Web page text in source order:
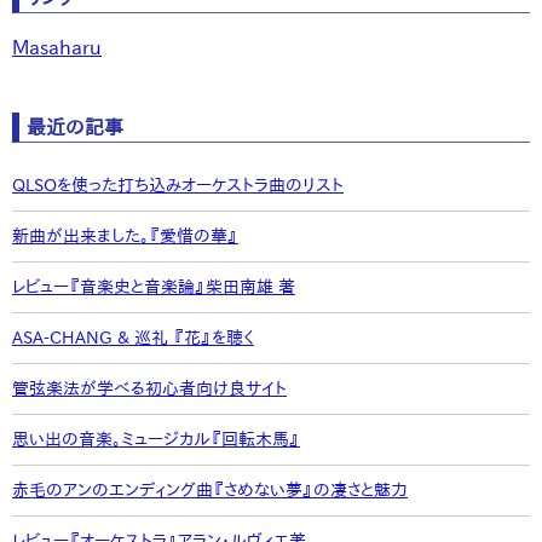
Masaharu
最近の記事
QLSOを使った打ち込みオーケストラ曲のリスト
新曲が出来ました。『愛惜の華』
レビュー『音楽史と音楽論』柴田南雄 著
ASA-CHANG & 巡礼 『花』を聴く
管弦楽法が学べる初心者向け良サイト
思い出の音楽。ミュージカル『回転木馬』
赤毛のアンのエンディング曲『さめない夢』の凄さと魅力